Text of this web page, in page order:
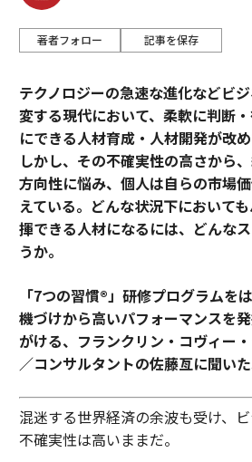
著者フォロー 記事を保存
テクノロジーの急速な進化などビ
変する現代において、柔軟に判断
にできる人材育成・人材開発が改
しかし、その不確実性の高さから
方向性に悩み、個人は自らの市場
えている。どんな状況下において
揮できる人材になるには、どんな
うか。
「7つの習慣®」研修プログラムを
機づけから高いパフォーマンスを
がける、フランクリン・コヴィー
／コンサルタントの佐藤亙に聞いた
混迷する世界経済の余波も受け、
不確実性は高いままだ。